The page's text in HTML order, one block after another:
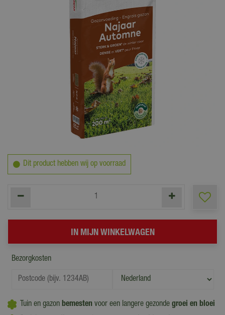
Dit product hebben wij op voorraad
Bezorgkosten
Tuin en gazon bemesten voor een langere gezonde groei en bloei